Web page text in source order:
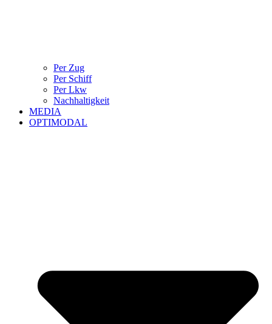
Per Zug
Per Schiff
Per Lkw
Nachhaltigkeit
MEDIA
OPTIMODAL